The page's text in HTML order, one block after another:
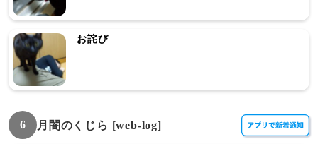
お詫び
6 月闇のくじら [web-log]